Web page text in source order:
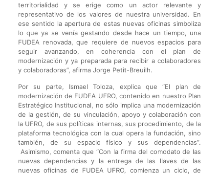
territorialidad y se erige como un actor relevante y
representativo de los valores de nuestra universidad. En
ese sentido la apertura de estas nuevas oficinas simboliza
lo que ya se venía gestando desde hace un tiempo, una
FUDEA renovada, que requiere de nuevos espacios para
seguir avanzando, en coherencia con el plan de
modernización y ya preparada para recibir a colaboradores
y colaboradoras”, afirma Jorge Petit-Breuilh.
Por su parte, Ismael Toloza, explica que “El plan de
modernización de FUDEA UFRO, contenido en nuestro Plan
Estratégico Institucional, no sólo implica una modernización
de la gestión, de su vinculación, apoyo y colaboración con
la UFRO, de sus políticas internas, sus procedimiento, de la
plataforma tecnológica con la cual opera la fundación, sino
también, de su espacio físico y sus dependencias”.
Asimismo, comenta que “Con la firma del comodato de las
nuevas dependencias y la entrega de las llaves de las
nuevas oficinas de FUDEA UFRO, comienza un ciclo, de